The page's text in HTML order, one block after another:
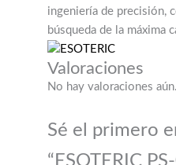
ingeniería de precisión,
búsqueda de la máxima
Valoraciones
No hay valoraciones aún.
Sé el primero
“ESOTERIC